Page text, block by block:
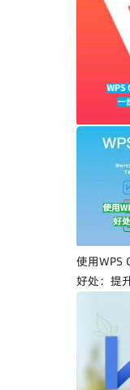
WPS
一步教
使用WPS
好处：提